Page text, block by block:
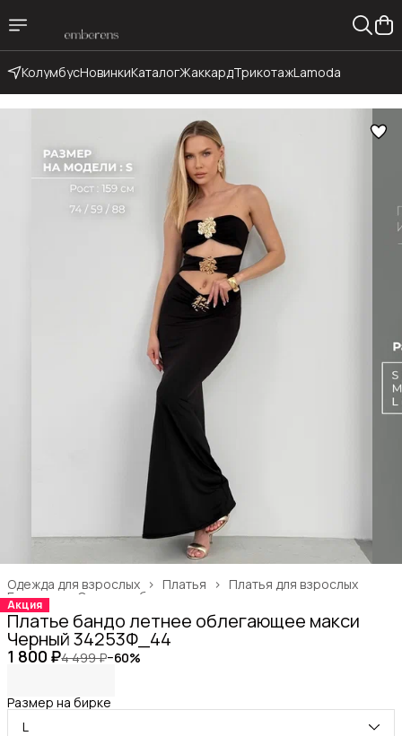
КолумбусНовинкиКаталогЖаккардТрикотажLamoda
Платья для взрослых
Платья ›
Одежда для взрослых ›
Одежда, обувь и аксессуары
Главная ›
Акция
Платье бандо летнее облегающее макси
Черный 34253Ф_44
1 800 ₽4 499 ₽−60%
Размер на бирке
L